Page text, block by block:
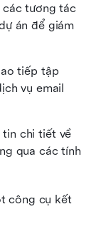
các tương tác
án để giám
tiếp tập
vụ email
chi tiết về
qua các tính
công cụ kết